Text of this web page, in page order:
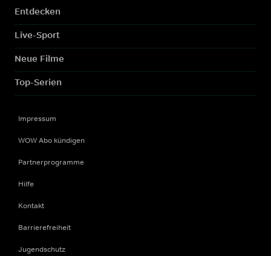
Entdecken
Live-Sport
Neue Filme
Top-Serien
Impressum
WOW Abo kündigen
Partnerprogramme
Hilfe
Kontakt
Barrierefreiheit
Jugendschutz